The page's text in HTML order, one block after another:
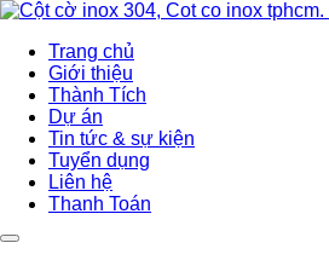
Trang chủ
Giới thiệu
Thành Tích
Dự án
Tin tức & sự kiện
Tuyển dụng
Liên hệ
Thanh Toán